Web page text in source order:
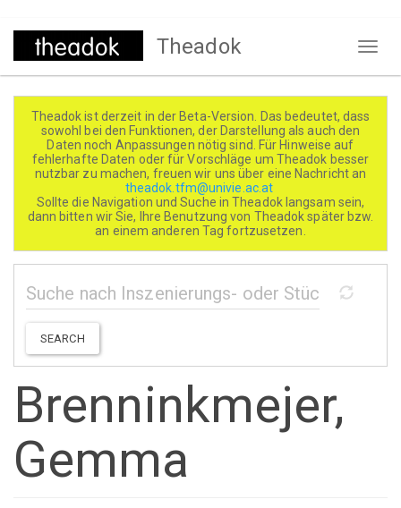
Direkt
Theadok
Theadok ist derzeit in der Beta-Version. Das bedeutet, dass
sowohl bei den Funktionen, der Darstellung als auch den
Daten noch Anpassungen nötig sind. Für Hinweise auf
fehlerhafte Daten oder für Vorschläge um Theadok besser
nutzbar zu machen, freuen wir uns über eine Nachricht an
theadok.tfm@univie.ac.at
Sollte die Navigation und Suche in Theadok langsam sein,
dann bitten wir Sie, Ihre Benutzung von Theadok später bzw.
an einem anderen Tag fortzusetzen.
SEARCH
Brenninkmejer,
Gemma